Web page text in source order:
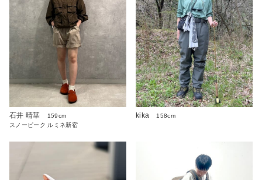
石井 晴華
159cm
スノーピーク ルミネ新宿
kika 158cm